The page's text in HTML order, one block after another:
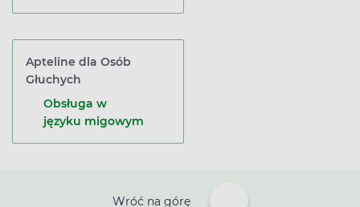
Apteline dla Osób
Głuchych
Obsługa w
języku migowym
Wróć na górę